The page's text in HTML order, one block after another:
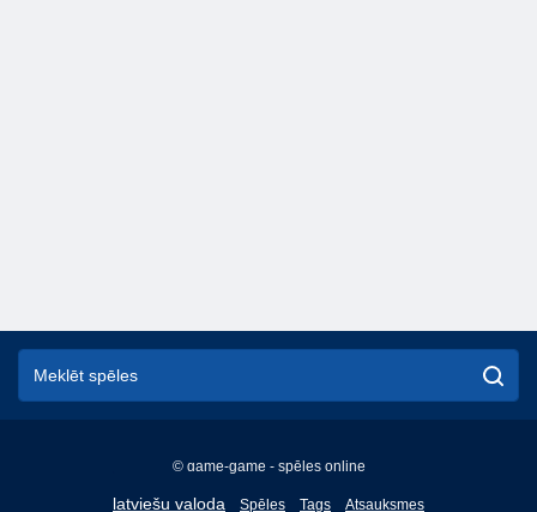
© game-game - spēles online
latviešu valoda
English
Spēles Tags Atsauksmes